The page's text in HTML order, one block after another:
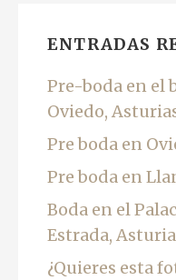
ENTRADAS
Pre-boda en el
Oviedo,
Pre boda en
Pre boda en
Boda en el
Estrada,
¿Quieres esta